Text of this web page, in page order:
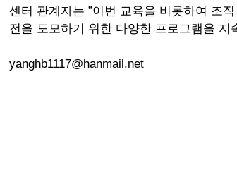
센터 관계자는 ”이번 교육을 비롯하여 조
전을 도모하기 위한 다양한 프로그램을 지
yanghb1117@hanmail.net